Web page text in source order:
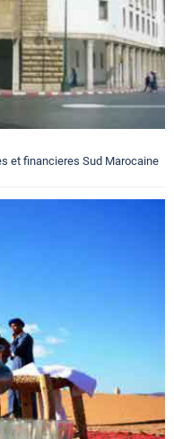
et financieres Sud Marocaine